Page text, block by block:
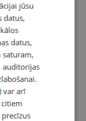
jūsu
datus,
datus,
saturam,
auditorijas
var arī